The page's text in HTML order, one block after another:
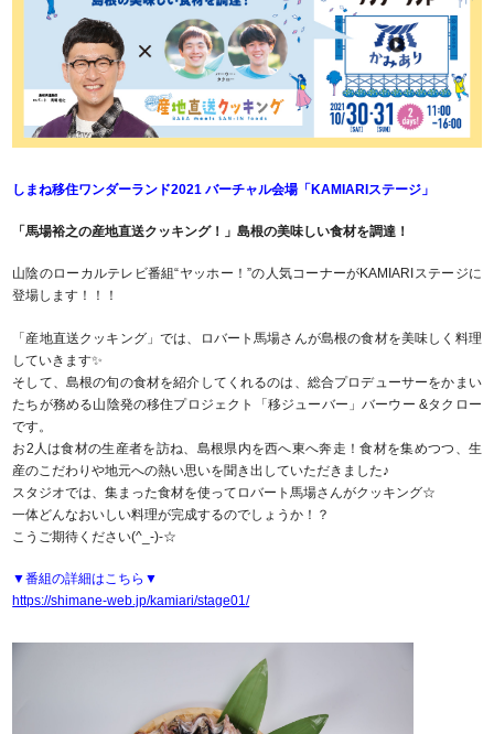
しまね移住ワンダーランド2021 バーチャル会場「KAMIARIステージ」
「馬場裕之の産地直送クッキング！」島根の美味しい食材を調達！
山陰のローカルテレビ番組“ヤッホー！”の人気コーナーがKAMIARIステージに
登場します！！！
「産地直送クッキング」では、ロバート馬場さんが島根の食材を美味しく料理
していきます✨
そして、島根の旬の食材を紹介してくれるのは、総合プロデューサーをかまい
たちが務める山陰発の移住プロジェクト「移ジューバー」バーウー &タクロー
です。
お2人は食材の生産者を訪ね、島根県内を西へ東へ奔走！食材を集めつつ、生
産のこだわりや地元への熱い思いを聞き出していただきました♪
スタジオでは、集まった食材を使ってロバート馬場さんがクッキング☆
一体どんなおいしい料理が完成するのでしょうか！？
こうご期待ください(^_-)-☆
▼番組の詳細はこちら▼
https://shimane-web.jp/kamiari/stage01/